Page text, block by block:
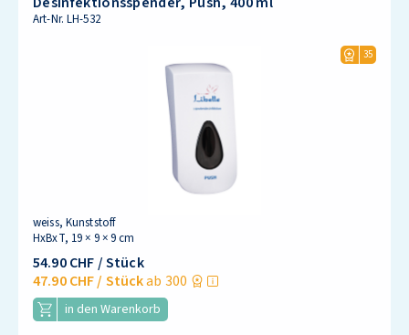
Art-Nr.LH-532
35
weiss, Kunststoff
HxBxT, 19 × 9 × 9 cm
54.90 CHF/ Stück
47.90 CHF/ Stückab 300
in den Warenkorb